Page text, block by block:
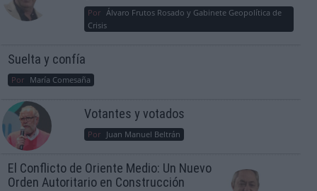
Por Álvaro Frutos Rosado y Gabinete Geopolítica de
Crisis
Suelta y confía
Por María Comesaña
Votantes y votados
Por Juan Manuel Beltrán
El Conflicto de Oriente Medio: Un Nuevo
Orden Autoritario en Construcción